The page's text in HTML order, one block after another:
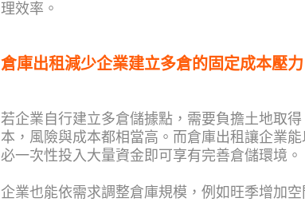
理效率。
倉庫出租減少企業建立多倉的固定成本壓力
若企業自行建立多倉儲據點，需要負擔土地取
本，風險與成本都相當高。而倉庫出租讓企業
必一次性投入大量資金即可享有完善倉儲環境。
企業也能依需求調整倉庫規模，例如旺季增加